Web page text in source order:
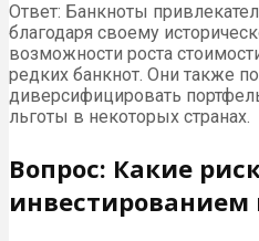
Ответ: Банкноты
благодаря своему
возможности роста
редких банкнот. Они также
диверсифицировать
льготы в некоторых странах.
Вопрос: Какие
инвестированием